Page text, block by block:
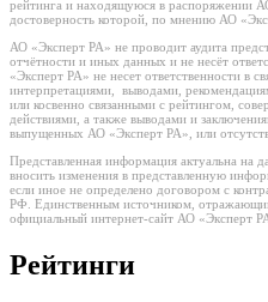
рейтинга и находящуюся в распоряжении
достоверность которой, по мнению АО
АО «Эксперт РА» не проводит аудита
отчётности и иных данных и не несёт
«Эксперт РА» не несет ответственности в
интерпретациями, выводами,
или косвенно связанными с рейтингом,
действиями, а также выводами и
выпущенных АО «Эксперт РА», или
Представленная информация актуальна на
вносить изменения в представленную
если иное не определено договором с
РФ. Единственным источником, отражающим
официальный интернет-сайт АО «Эксперт
Рейтинги